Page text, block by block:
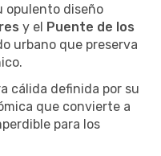
opulento diseño
y el Puente de los
urbano que preserva
cálida definida por su
que convierte a
para los